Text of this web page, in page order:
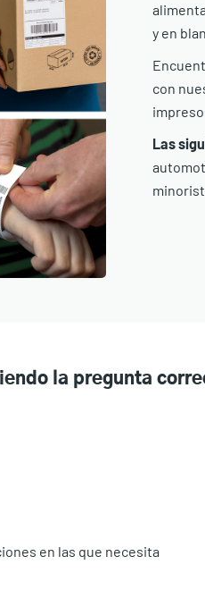
y en
con
Las
la pregunta
en las que necesita